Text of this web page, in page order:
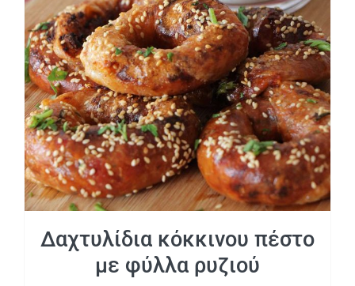
Δαχτυλίδια κόκκινου πέστο με φύλλα
ρυζιού
Δαχτυλίδια κόκκινου πέστο
με φύλλα ρυζιού